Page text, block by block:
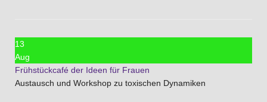
13
Aug
Frühstückcafé der Ideen für Frauen
Austausch und Workshop zu toxischen Dynamiken